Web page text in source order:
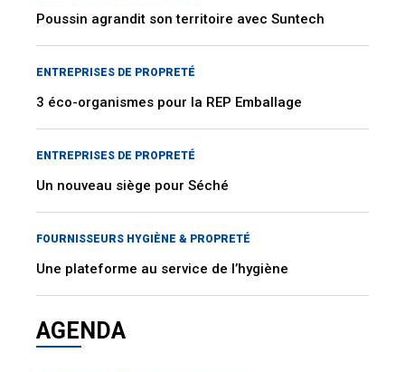
Poussin agrandit son territoire avec Suntech
ENTREPRISES DE PROPRETÉ
3 éco-organismes pour la REP Emballage
ENTREPRISES DE PROPRETÉ
Un nouveau siège pour Séché
FOURNISSEURS HYGIÈNE & PROPRETÉ
Une plateforme au service de l’hygiène
AGENDA